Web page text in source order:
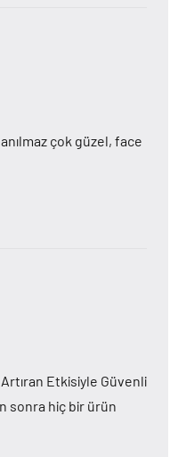
çok güzel, face
Etkisiyle Güvenli
sonra hiç bir ürün